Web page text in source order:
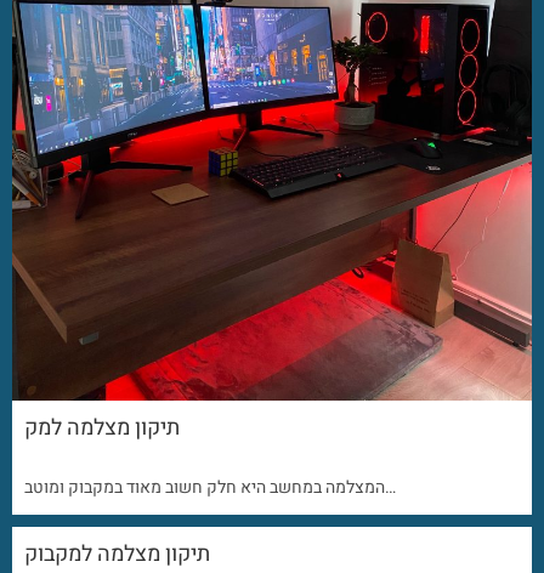
תיקון מצלמה למק
המצלמה במחשב היא חלק חשוב מאוד במקבוק ומוטב…
תיקון מצלמה למקבוק